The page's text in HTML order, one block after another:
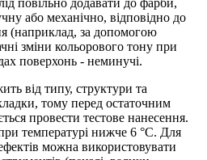
або механічно, відповідно до
(наприклад, за допомогою
зміни кольорового тону при
поверхонь - неминучі.
від типу, структури та
тому перед остаточним
провести тестове нанесення.
температурі нижче 6 °С. Для
можна використовувати